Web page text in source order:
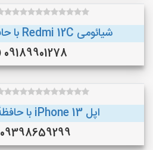
شیائومی Redmi 12C با حافظهٔ ۱۲۸ گیگابایت
09189901278 (ایلام)
اپل iPhone 13 با حافظهٔ ۱۲۸ گیگابایت
09398659299 (ایلام)